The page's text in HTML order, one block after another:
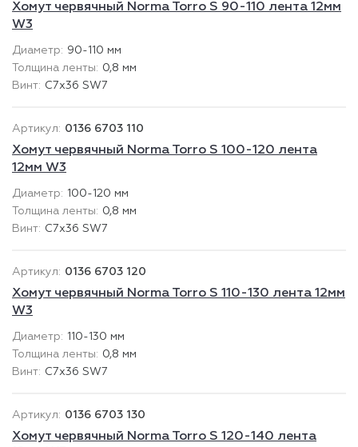
Хомут червячный Norma Torro S 90-110 лента 12мм
W3
90-110 мм
0,8 мм
C7x36 SW7
0136 6703 110
Хомут червячный Norma Torro S 100-120 лента
12мм W3
100-120 мм
0,8 мм
C7x36 SW7
0136 6703 120
Хомут червячный Norma Torro S 110-130 лента 12мм
W3
110-130 мм
0,8 мм
C7x36 SW7
0136 6703 130
Хомут червячный Norma Torro S 120-140 лента